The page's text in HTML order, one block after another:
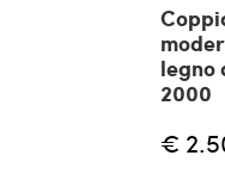
legno
2000
€